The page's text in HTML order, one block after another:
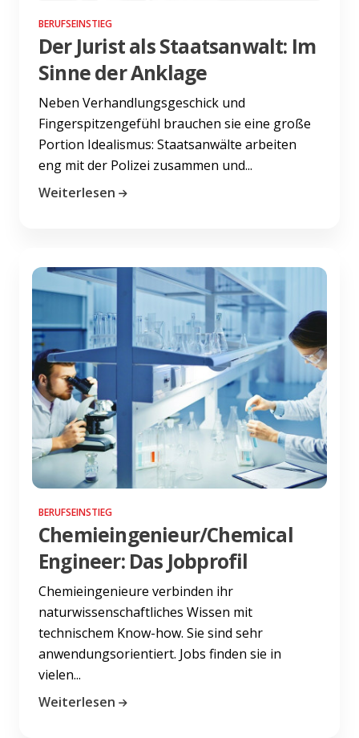
BERUFSEINSTIEG
Der Jurist als Staatsanwalt: Im
Sinne der Anklage
Neben Verhandlungsgeschick und
Fingerspitzengefühl brauchen sie eine große
Portion Idealismus: Staatsanwälte arbeiten
eng mit der Polizei zusammen und...
Weiterlesen
BERUFSEINSTIEG
Chemieingenieur/Chemical
Engineer: Das Jobprofil
Chemieingenieure verbinden ihr
naturwissenschaftliches Wissen mit
technischem Know-how. Sie sind sehr
anwendungsorientiert. Jobs finden sie in
vielen...
Weiterlesen